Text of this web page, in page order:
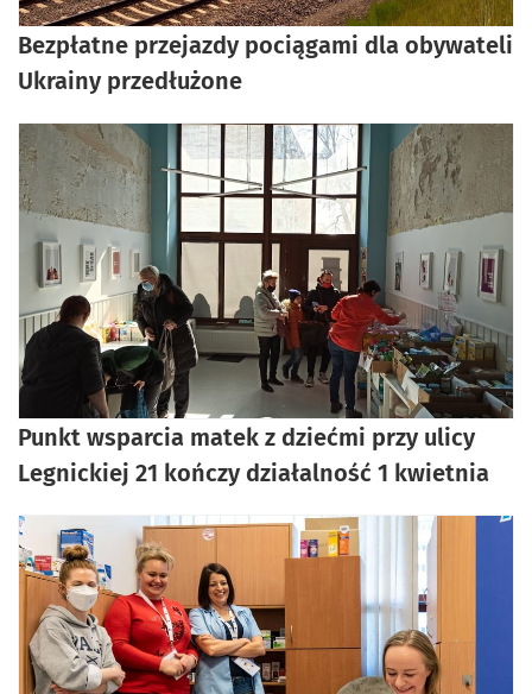
Bezpłatne przejazdy pociągami dla obywateli
Ukrainy przedłużone
Punkt wsparcia matek z dziećmi przy ulicy
Legnickiej 21 kończy działalność 1 kwietnia